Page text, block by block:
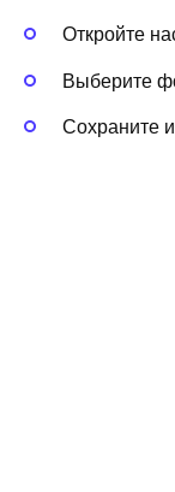
Откройте
Выберите
Сохраните